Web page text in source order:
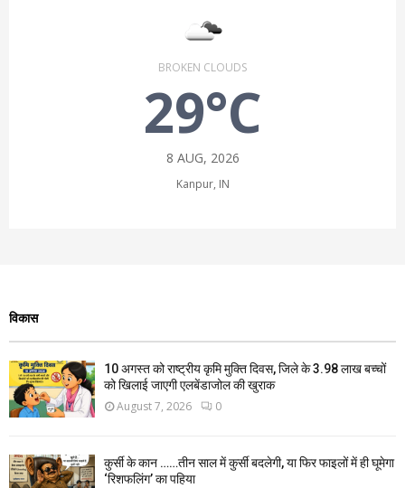
BROKEN CLOUDS
29°C
8 AUG, 2026
Kanpur, IN
विकास
10 अगस्त को राष्ट्रीय कृमि मुक्ति दिवस, जिले के 3.98 लाख बच्चों
को खिलाई जाएगी एलबेंडाजोल की खुराक
August 7, 2026 0
कुर्सी के कान ……तीन साल में कुर्सी बदलेगी, या फिर फाइलों में ही घूमेगा
‘रिशफलिंग’ का पहिया